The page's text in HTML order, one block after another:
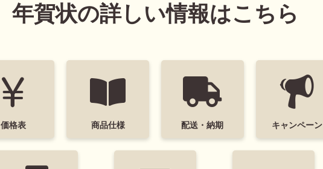
年賀状の詳しい情報はこちら
価格表 商品仕様 配送・納期 キャンペーン